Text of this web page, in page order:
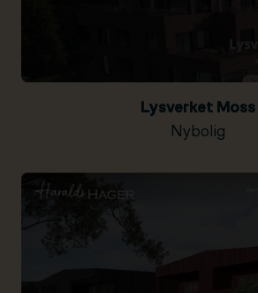
Lysverket Moss
Nybolig